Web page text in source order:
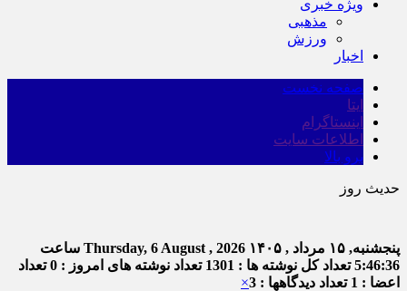
ویژه خبری
مذهبی
ورزش
اخبار
صفحه نخست
ایتا
اینستاگرام
اطلاعات سایت
برو بالا
حدیث روز
پنجشنبه, ۱۵ مرداد , ۱۴۰۵ Thursday, 6 August , 2026 ساعت
5:46:36تعداد کل نوشته ها : 1301 تعداد نوشته های امروز : 0
تعداد
اعضا : 1
تعداد دیدگاهها : 3 ×